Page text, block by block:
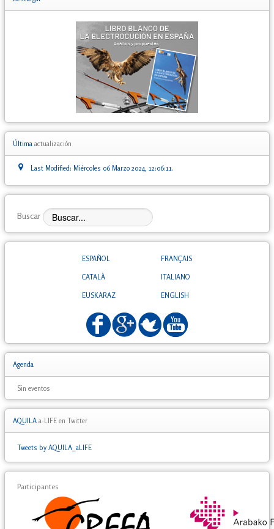
Última actualización
Last Modified: Miércoles 06 Marzo 2024, 12:06:11.
Buscar
ESPAÑOL
CATALÀ
EUSKARAZ
FRANÇAIS
ITALIANO
ENGLISH
Agenda
Sin eventos
AQUILA a-LIFE en Twitter
Tweets by AQUILA_aLIFE
Participantes